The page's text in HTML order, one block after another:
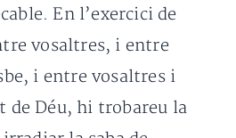
En l’exercici de
vosaltres, i entre
i entre vosaltres i
de Déu, hi trobareu la